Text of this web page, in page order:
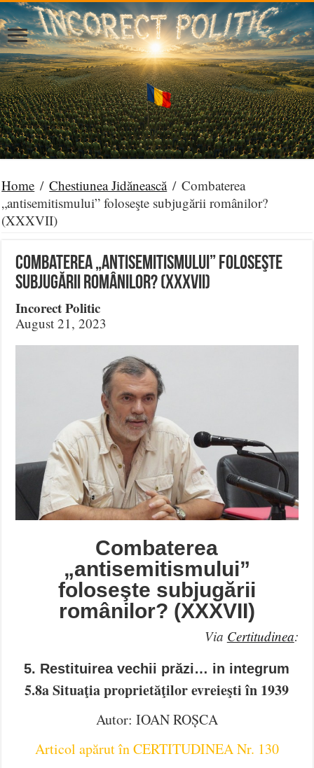
Home / Chestiunea Jidănească / Combaterea
„antisemitismului” foloseşte subjugării românilor?
(XXXVII)
Combaterea „antisemitismului” foloseşte
subjugării românilor? (XXXVII)
Incorect Politic
August 21, 2023
Combaterea
„antisemitismului”
foloseşte subjugării
românilor? (XXXVII)
Via Certitudinea:
5. Restituirea vechii prăzi… in integrum
5.8a Situaţia proprietăţilor evreieşti în 1939
Autor: IOAN ROȘCA
Articol apărut în CERTITUDINEA Nr. 130